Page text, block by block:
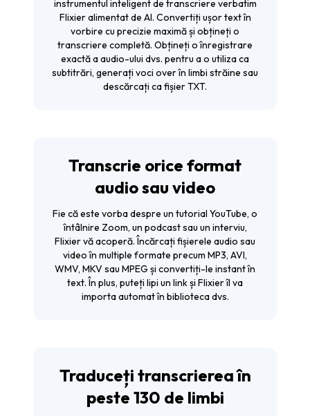
instrumentul inteligent de transcriere verbatim
Flixier alimentat de AI. Convertiți ușor text în
vorbire cu precizie maximă și obțineți o
transcriere completă. Obțineți o înregistrare
exactă a audio-ului dvs. pentru a o utiliza ca
subtitrări, generați voci over în limbi străine sau
descărcați ca fișier TXT.
Transcrie orice format
audio sau video
Fie că este vorba despre un tutorial YouTube, o
întâlnire Zoom, un podcast sau un interviu,
Flixier vă acoperă. Încărcați fișierele audio sau
video în multiple formate precum MP3, AVI,
WMV, MKV sau MPEG și convertiți-le instant în
text. În plus, puteți lipi un link și Flixier îl va
importa automat în biblioteca dvs.
Traduceți transcrierea în
peste 130 de limbi